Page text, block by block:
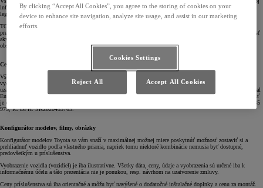
informácii nahradzujúci autorizovaných predajcov a servisy TOYOTA. Informácie na týchto stránkach nie sú
legálne záväzné a nepredstavujú predajnú ponuku.
TCE-SK sa vynasnaží v rámci medzí zaručiť, že informácie na týchto stránkach sú správne a aktuálne, ich
presnosť ale nie je zaručená a TCE-SK neprijíma žiadnu zodpovednosť za správnosť, celistvosť či autentickosť
akýchkoľvek informácii uvedených na týchto stránkach. Tieto stránky, všetky informácie a materiály v nich
obsiahnuté sú Vám poskytnuté také, aké sú a bez akejkoľvek záruky - vyslovenej či implikovanej.
Ceny produktov TOYOTA
Všetky uvedené cenové údaje sú iba orientačné . Ceny sú uvedené vrátane DPH 20 %. Všetky dáta, údaje a
vyobrazenia sú určené iba k informačnému účelu a táto prezentácia nie je ponukou, resp. návrhom na
uzatvorenie zmluvy. Konkrétnu ponuku prosím konzultujte s autorizovaným partnerom Toyota. Toyota Central
Europe - Slovakia s.r.o. si vyhradzuje právo kedykoľvek zmeniť akýkoľvek detail výbavy či cenu. Spoločnosť
je evidovaná v obchodnom registri Okresného súdu Bratislava I, oddiel: Sro, vložka č. 25719/B. IČO: 31 585
973, IČ DPH: SK2020453765.
Konfigurátor modelov, filmy, obrázky
Konfigurátor modelov Toyota sa vám snaží v maximálnej možnej miere poskytnúť možnosť zostaviť si a
prehliadnuť vozidlo podľa vlastného priania, napriek tomu niektoré kombinácie nemusia byť dostupné,
predovšetkým u príslušenstva.
Vyobrazenie vozidla (vozidiel) je iba ilustratívne. Všetky dáta, ceny, údaje a vyobrazenia sú určené iba k
informačnému účelu a táto prezentácia nie je ponukou, resp. návrhom na uzatvorenie zmluvy.
Ceny príslušenstva sú iba orientačné a môžu byť navýšené o dodatočné inštalačné doplnky a cenu za montáž.
By clicking “Accept All Cookies”, you agree to the storing of cookies on your
device to enhance site navigation, analyze site usage, and assist in our marketing
efforts.
Cookies Settings
Reject All Accept All Cookies